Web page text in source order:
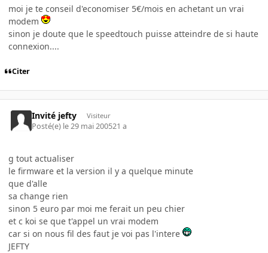
moi je te conseil d'economiser 5€/mois en achetant un vrai
modem
sinon je doute que le speedtouch puisse atteindre de si haute
connexion....
Citer
Invité jefty Visiteur
Posté(e) le 29 mai 200521 a
g tout actualiser
le firmware et la version il y a quelque minute
que d'alle
sa change rien
sinon 5 euro par moi me ferait un peu chier
et c koi se que t'appel un vrai modem
car si on nous fil des faut je voi pas l'intere
JEFTY